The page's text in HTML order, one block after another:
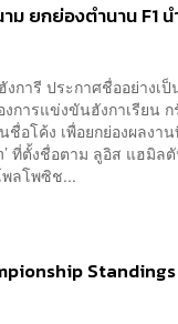
ม ยกย่องตำนาน F1
งการี ประกาศชื่ออย่างเ
การแข่งขันฮังกาเรียน
ชื่อโค้ง เพื่อยกย่องผลง
ที่ตั้งชื่อตาม ลูอิส แฮมิล
ลโพซิช...